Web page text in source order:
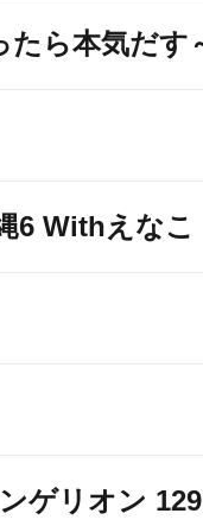
たら本気だす
6 Withえなこ
ゲリオン 129